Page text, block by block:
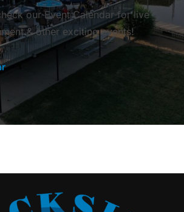
our Event Calendar for live
& other exciting events!